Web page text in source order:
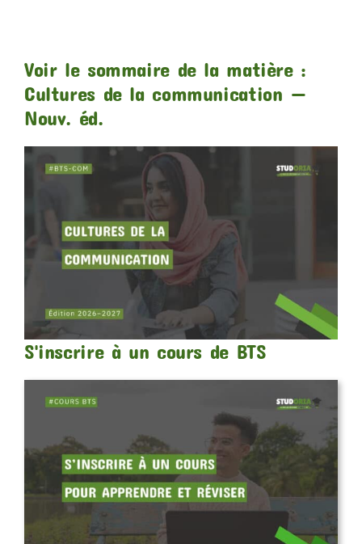
Voir le sommaire de la matière :
Cultures de la communication —
Nouv. éd.
S'inscrire à un cours de BTS